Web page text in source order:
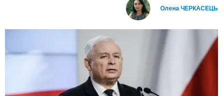
Олена ЧЕРКАСЕЦЬ